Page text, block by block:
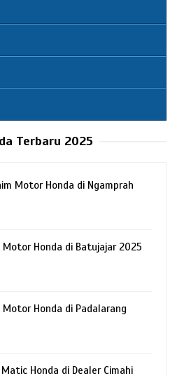
Terbaru 2025
Motor Honda di Ngamprah
Motor Honda di Batujajar 2025
Honda di Padalarang
Honda di Dealer Cimahi